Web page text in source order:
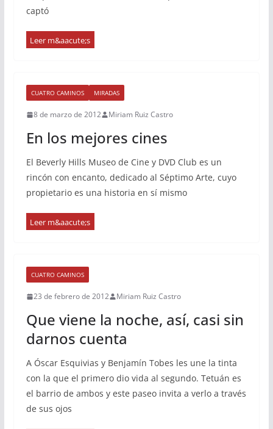
captó
CUATRO CAMINOS MIRADAS
8 de marzo de 2012 Miriam Ruiz Castro
En los mejores cines
El Beverly Hills Museo de Cine y DVD Club es un
rincón con encanto, dedicado al Séptimo Arte, cuyo
propietario es una historia en sí mismo
CUATRO CAMINOS
23 de febrero de 2012 Miriam Ruiz Castro
Que viene la noche, así, casi sin
darnos cuenta
A Óscar Esquivias y Benjamín Tobes les une la tinta
con la que el primero dio vida al segundo. Tetuán es
el barrio de ambos y este paseo invita a verlo a través
de sus ojos